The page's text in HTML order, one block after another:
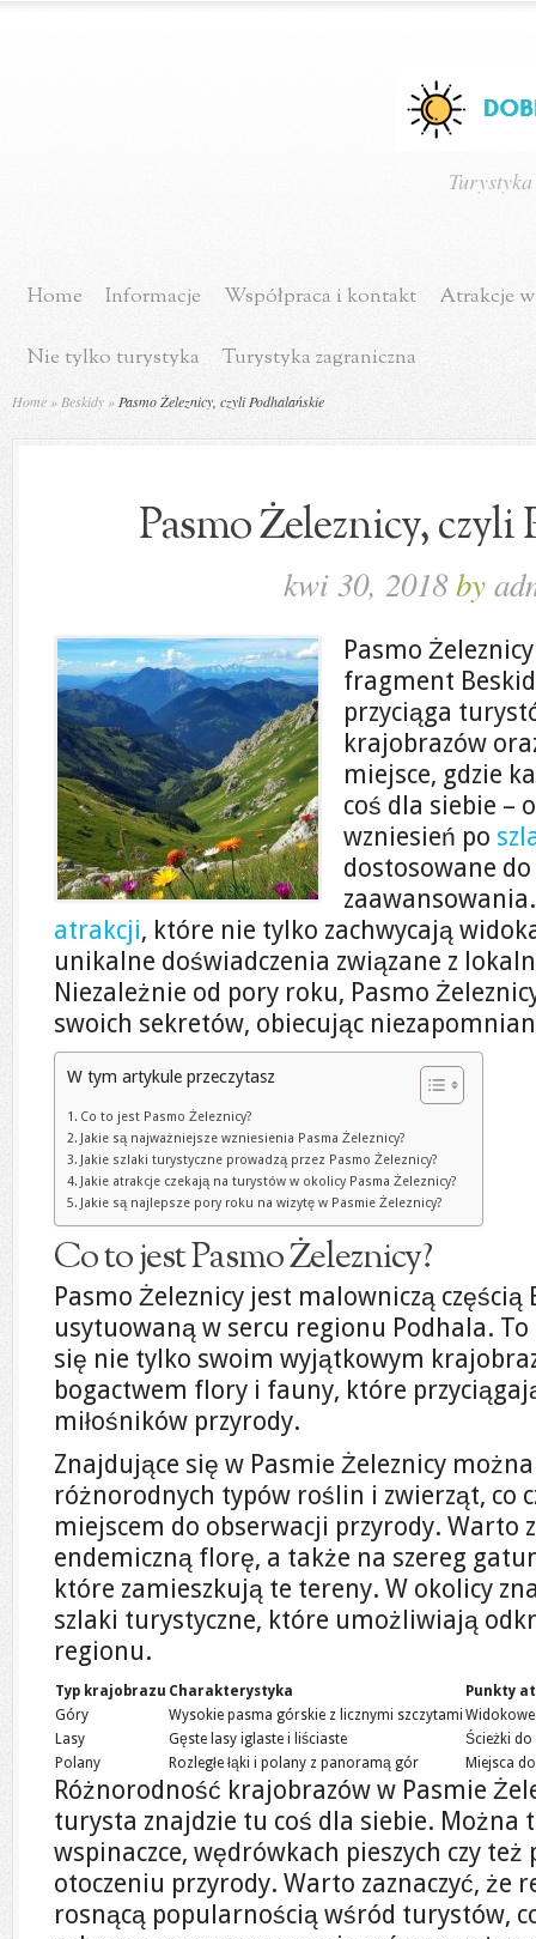
Home Informacje Współpraca i kontakt Atrakcje
Nie tylko turystyka Turystyka zagraniczna
Home » Beskidy » Pasmo Żeleznicy, czyli Podhalańskie
Pasmo Żeleznicy, czyli
kwi 30, 2018by
Pasmo
fragment
przyciąga
krajobrazów
miejsce, gdzie
coś dla siebie –
wzniesień po
dostosowane
atrakcji, które nie tylko zachwycają
unikalne doświadczenia związane z
Niezależnie od pory roku, Pasmo
swoich sekretów, obiecując
W tym artykule przeczytasz
Co to jest Pasmo Żeleznicy?
Jakie są najważniejsze wzniesienia Pasma Żeleznicy?
Jakie szlaki turystyczne prowadzą przez Pasmo Żeleznicy?
Jakie atrakcje czekają na turystów w okolicy Pasma Żeleznicy?
Jakie są najlepsze pory roku na wizytę w Pasmie Żeleznicy?
Co to jest Pasmo Żeleznicy?
Pasmo Żeleznicy jest malowniczą częścią
usytuowaną w sercu regionu Podhala.
się nie tylko swoim wyjątkowym
bogactwem flory i fauny, które
miłośników przyrody.
Znajdujące się w Pasmie Żeleznicy
różnorodnych typów roślin i zwierząt, co
miejscem do obserwacji przyrody. Warto
endemiczną florę, a także na szereg
które zamieszkują te tereny. W okolicy
szlaki turystyczne, które umożliwiają
regionu.
Typ krajobrazu Charakterystyka
Punkty
Góry
Wysokie pasma górskie z licznymi szczytami
Lasy
Gęste lasy iglaste i liściaste
Ścieżki
Polany
Rozległe łąki i polany z panoramą gór Miejsca
Różnorodność krajobrazów w Pasmie
turysta znajdzie tu coś dla siebie. Można
wspinaczce, wędrówkach pieszych czy
otoczeniu przyrody. Warto zaznaczyć, że
rosnącą popularnością wśród turystów,